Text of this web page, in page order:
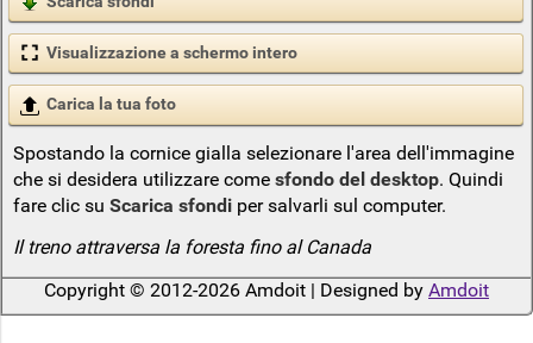
Visualizzazione a schermo intero
Carica la tua foto
Spostando la cornice gialla selezionare l'area dell'immagine
che si desidera utilizzare come sfondo del desktop. Quindi
fare clic su Scarica sfondiper salvarli sul computer.
Il treno attraversa la foresta fino al Canada
Copyright © 2012-2026 Amdoit | Designed by Amdoit